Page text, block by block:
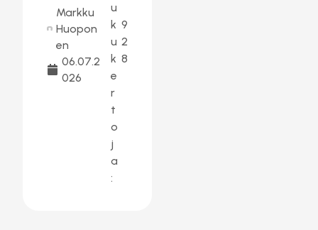
Markku
Huopon
en
06.07.2
026
u
k
u
k
e
r
t
o
j
a
:
9
2
8